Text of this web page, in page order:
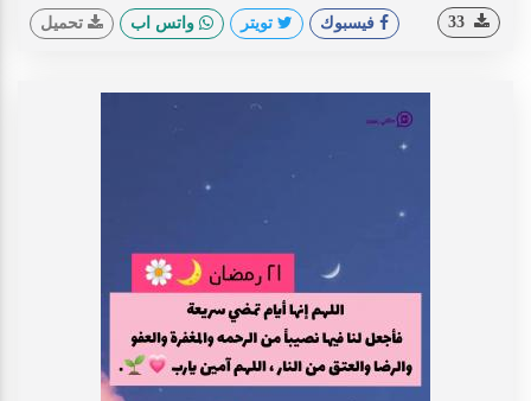
فيسبوك تويتر واتس اب تحميل